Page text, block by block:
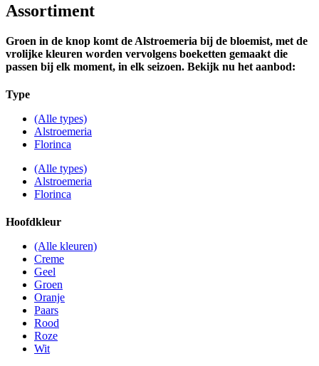
Assortiment
Groen in de knop komt de Alstroemeria bij de bloemist, met de
vrolijke kleuren worden vervolgens boeketten gemaakt die
passen bij elk moment, in elk seizoen. Bekijk nu het aanbod:
Type
(Alle types)
Alstroemeria
Florinca
(Alle types)
Alstroemeria
Florinca
Hoofdkleur
(Alle kleuren)
Creme
Geel
Groen
Oranje
Paars
Rood
Roze
Wit